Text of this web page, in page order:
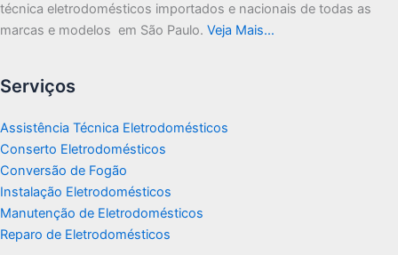
técnica eletrodomésticos importados e nacionais de todas as
marcas e modelos em São Paulo. Veja Mais…
Serviços
Assistência Técnica Eletrodomésticos
Conserto Eletrodomésticos
Conversão de Fogão
Instalação Eletrodomésticos
Manutenção de Eletrodomésticos
Reparo de Eletrodomésticos